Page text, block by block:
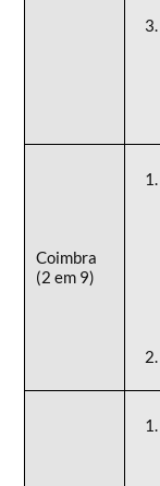
Coimbra
(2 em 9)